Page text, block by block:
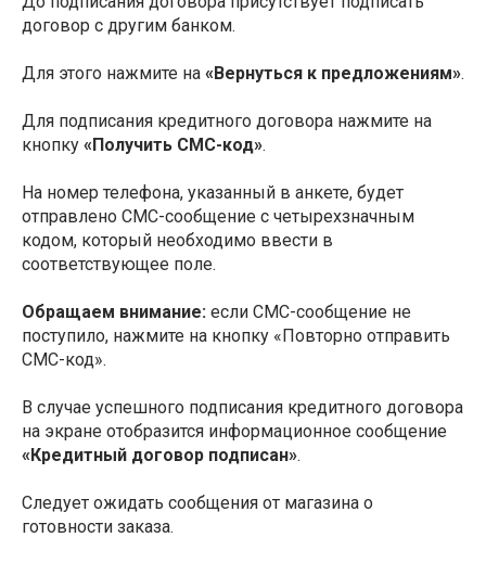
договор с другим банком.
Для этого нажмите на «Вернуться к предложениям».
Для подписания кредитного договора нажмите на
кнопку «Получить СМС-код».
На номер телефона, указанный в анкете, будет
отправлено СМС-сообщение с четырехзначным
кодом, который необходимо ввести в
соответствующее поле.
Обращаем внимание: если СМС-сообщение не
поступило, нажмите на кнопку «Повторно отправить
СМС-код».
В случае успешного подписания кредитного договора
на экране отобразится информационное сообщение
«Кредитный договор подписан».
Следует ожидать сообщения от магазина о
готовности заказа.